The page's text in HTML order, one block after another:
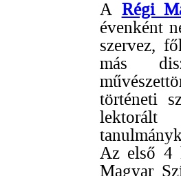
A Régi
évenként
szervez,
más
történeti
lektorált
Az első 4
Magyar